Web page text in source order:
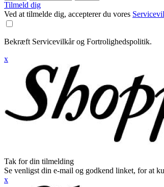
Tilmeld dig
Ved at tilmelde dig, accepterer du vores
Bekræft Servicevilkår og Fortrolighedspolitik.
x
Tak for din tilmelding
Se venligst din e-mail og godkend linket, for at
x